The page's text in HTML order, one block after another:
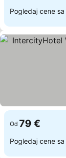
Pogledaj cene sa
Od 79 €
Pogledaj cene sa